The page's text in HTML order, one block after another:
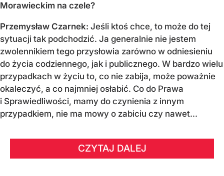
Morawieckim na czele?
Przemysław Czarnek: Jeśli ktoś chce, to może do tej
sytuacji tak podchodzić. Ja generalnie nie jestem
zwolennikiem tego przysłowia zarówno w odniesieniu
do życia codziennego, jak i publicznego. W bardzo wielu
przypadkach w życiu to, co nie zabija, może poważnie
okaleczyć, a co najmniej osłabić. Co do Prawa
i Sprawiedliwości, mamy do czynienia z innym
przypadkiem, nie ma mowy o zabiciu czy nawet...
CZYTAJ DALEJ